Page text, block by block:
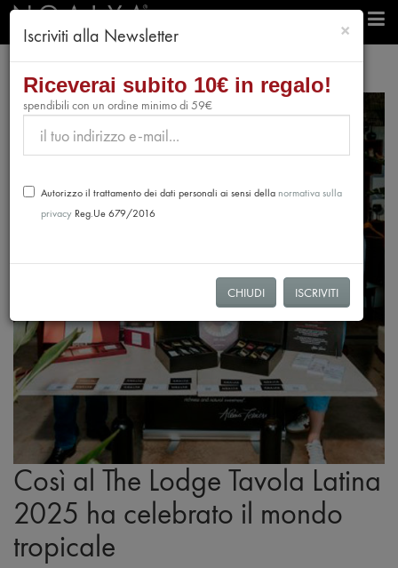
Così al The Lodge Tavola Latina
2025 ha celebrato il mondo
tropicale
× chiudi
Iscriviti alla Newsletter
Riceverai subito 10€ in regalo!
spendibili con un ordine minimo di 59€
Autorizzo il trattamento dei dati personali ai sensi dellanormativa sulla
privacy Reg.Ue 679/2016
CHIUDI ISCRIVITI